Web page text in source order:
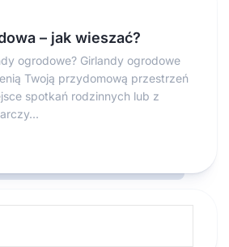
– jak wieszać?
ogrodowe? Girlandy ogrodowe
Twoją przydomową przestrzeń
spotkań rodzinnych lub z